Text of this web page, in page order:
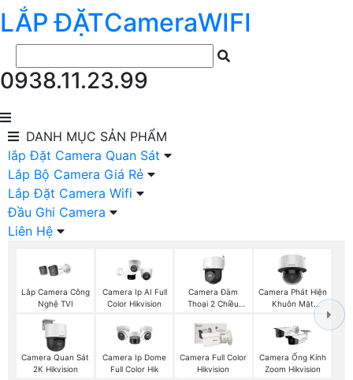
LẮP ĐẶTCameraWIFI
0938.11.23.99
DANH MỤC SẢN PHẨM
lắp Đặt Camera Quan Sát
Lắp Bộ Camera Giá Rẻ
Lắp Đặt Camera Wifi
Đầu Ghi Camera
Liên Hệ
Lắp Camera Công
Nghệ TVI
Camera Ip AI Full
Color Hikvision
Camera Đàm
Thoại 2 Chiều
Camera Phát Hiện
Khuôn Mặt
Camera Quan Sát
2K Hikvision
Camera Ip Dome
Full Color Hik
Camera Full Color
Hikvision
Camera Ống Kính
Zoom Hikvision